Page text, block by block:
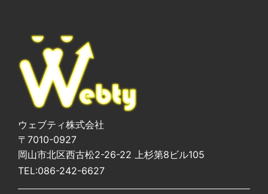
ウェブティ株式会社
〒7010-0927
岡山市北区西古松2-26-22 上杉第8ビル105
TEL:086-242-6627